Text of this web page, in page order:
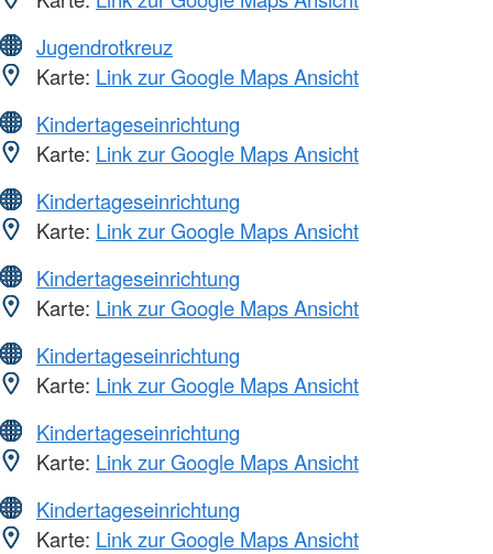
Jugendrotkreuz
Karte: Link zur Google Maps Ansicht
Kindertageseinrichtung
Karte: Link zur Google Maps Ansicht
Kindertageseinrichtung
Karte: Link zur Google Maps Ansicht
Kindertageseinrichtung
Karte: Link zur Google Maps Ansicht
Kindertageseinrichtung
Karte: Link zur Google Maps Ansicht
Kindertageseinrichtung
Karte: Link zur Google Maps Ansicht
Kindertageseinrichtung
Karte: Link zur Google Maps Ansicht